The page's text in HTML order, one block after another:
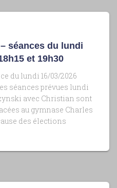
séances du lundi
et 19h30
du lundi 16/03/2026
séances prévues lundi
avec Christian sont
au gymnase Charles
des élections